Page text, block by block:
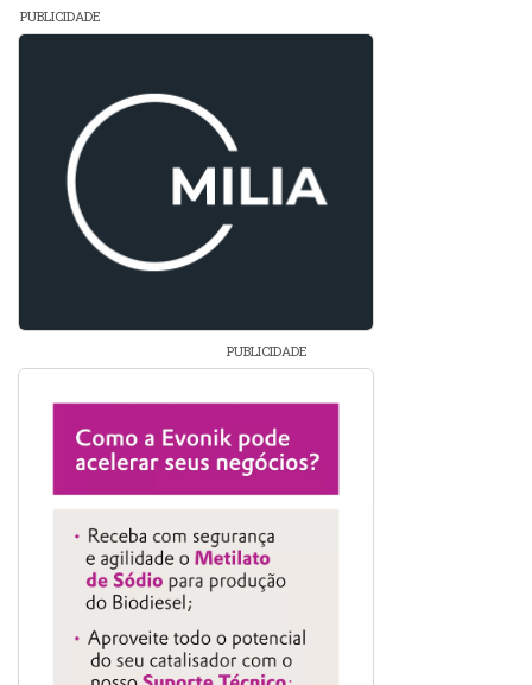
PUBLICIDADE
PUBLICIDADE